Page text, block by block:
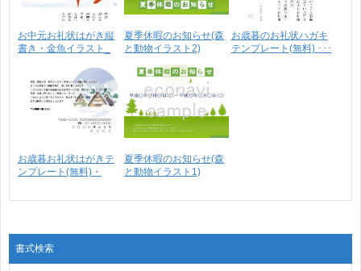
お中元お礼状はがき縦
書き・金魚イラスト_
夏季休暇のお知らせ(森
と動物イラスト2)
お歳暮のお礼状ハガキ
テンプレート(無料) ･･･
お歳暮お礼状はがきテ
ンプレート(無料)・
夏季休暇のお知らせ(森
と動物イラスト1)
書式検索